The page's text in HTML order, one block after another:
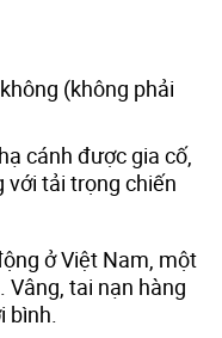
(không phải
cánh được gia cố,
tải trọng chiến
ở Việt Nam, một
tai nạn hàng
bình.